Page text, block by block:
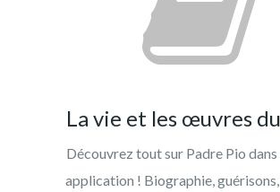
La vie et les œuvres
Découvrez tout sur Padre Pio dans
application ! Biographie, guérisons,